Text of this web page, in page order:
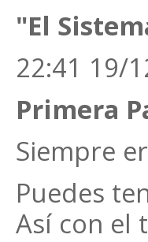
"El
22:41 19/
Primera
Siempre
Puedes
Así con el